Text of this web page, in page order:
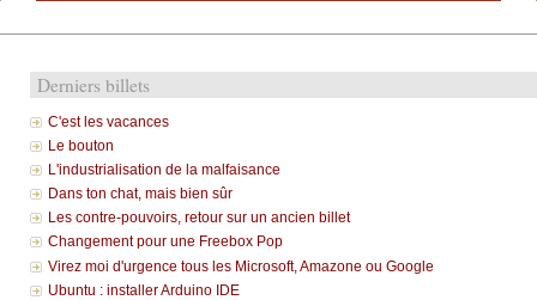
Derniers billets
C'est les vacances
Le bouton
L'industrialisation de la malfaisance
Dans ton chat, mais bien sûr
Les contre-pouvoirs, retour sur un ancien billet
Changement pour une Freebox Pop
Virez moi d'urgence tous les Microsoft, Amazone ou Google
Ubuntu : installer Arduino IDE